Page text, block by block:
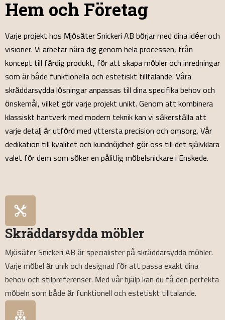
Hem och Företag
Varje projekt hos Mjösäter Snickeri AB börjar med dina idéer och
visioner. Vi arbetar nära dig genom hela processen, från
koncept till färdig produkt, för att skapa möbler och inredningar
som är både funktionella och estetiskt tilltalande. Våra
skräddarsydda lösningar anpassas till dina specifika behov och
önskemål, vilket gör varje projekt unikt. Genom att kombinera
klassiskt hantverk med modern teknik kan vi säkerställa att
varje detalj är utförd med yttersta precision och omsorg. Vår
dedikation till kvalitet och kundnöjdhet gör oss till det självklara
valet för dem som söker en pålitlig möbelsnickare i Enskede.
Skräddarsydda möbler
Mjösäter Snickeri AB är specialister på skräddarsydda möbler.
Varje möbel är unik och designad för att passa exakt dina
behov och stilpreferenser. Med vår hjälp kan du få den perfekta
möbeln som både är funktionell och estetiskt tilltalande.